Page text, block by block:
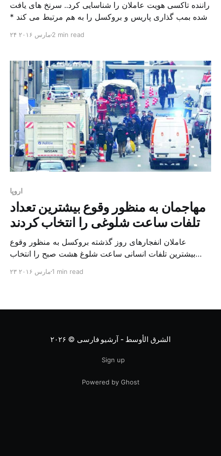
راننده تاکسی هویت عاملان را شناسایی کرد.. سرنخ های یافت
شده بمب گذاری پاریس و بروکسل را به هم مرتبط می کند *
زباله ترک کرد مقامات امنیتی بلژیک روز گذشته موفق به
کشته […]
۲۴ مارس ۲۰۱۶ 2 min read
اروپا
مهاجمان به منظور وقوع بیشترین تعداد
تلفات ساعت شلوغی را انتخاب کردند
عاملان انفجارهای روز گذشته بروکسل به منظور وقوع
بیشترین تلفات انسانی ساعت شلوغ هشت صبح را انتخاب
خود و دانش آموزان برای رفتن به مدرسه، از متروی زیر
۲۳ مارس ۲۰۱۶ 1 min read
الشرق الأوسط - آرشیو فارسی © ۲۰۲۶
Sign up
Powered by Ghost